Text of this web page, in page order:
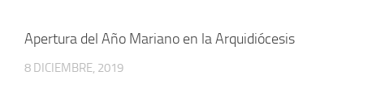
Apertura del Año Mariano en la Arquidiócesis
8 DICIEMBRE, 2019